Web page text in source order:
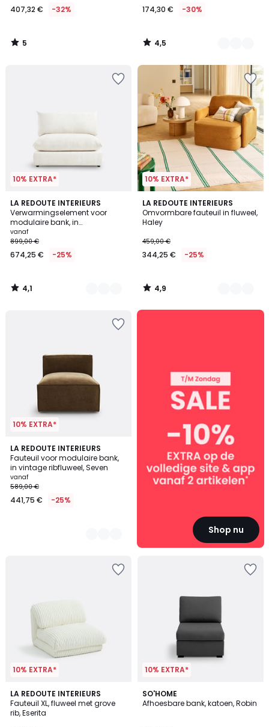
In
van
599,00
407,32 € -32%
5
/
174,30 € -30%
4,5
/
10% EXTRA*
LA REDOUTE INTERIEURS
Verwarmingselement voor
modulaire bank, in
structuurfluweel, Malo
vanaf
899,00 €
674,25 € -25%
4,1
/ 5
5
Kleuren
4,1
/
10% EXTRA*
LA REDOUTE INTERIEURS
Omvormbare fauteuil in fluweel,
Haley
459,00 €
344,25 € -25%
4,9
/ 5
3
Kleuren
4,9
/
10% EXTRA*
LA REDOUTE INTERIEURS
Fauteuil voor modulaire bank,
in vintage ribfluweel, Seven
vanaf
589,00 €
441,75 € -25%
4
Kleuren
Shop nu
SALE
artikelen*
10% EXTRA*
LA REDOUTE INTERIEURS
Fauteuil XL, fluweel met grove
rib, Eserita
5
/
5
10% EXTRA*
SO'HOME
Afhoesbare bank, katoen, Robin
4,2
/ 5
5
Kleuren